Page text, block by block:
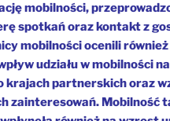
mobilności,
spotkań oraz kontakt z
mobilności ocenili
udziału w mobilności
krajach partnerskich oraz
zainteresowań. Mobilność